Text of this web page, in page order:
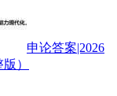
申论答案|2026
）